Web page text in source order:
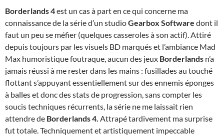
Borderlands 4est un cas à part en ce qui concerne ma
connaissance de la série d’un studioGearbox Software dont il
faut un peu se méfier (quelques casseroles à son actif). Attiré
depuis toujours par les visuels BD marqués et l’ambiance Mad
Max humoristique foutraque, aucun des jeux Borderlands n’a
jamais réussi à me rester dans les mains : fusillades au touché
flottant s’appuyant essentiellement sur des ennemis éponges
à balles et donc des stats de progression, sans compter les
soucis techniques récurrents, la série ne me laissait rien
attendre de Borderlands 4. Attrapé tardivement ma surprise
fut totale. Techniquement et artistiquement impeccable